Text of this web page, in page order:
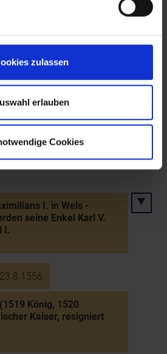
zulassen
erlauben
Cookies
Kongress"
Wappens und eines
zu Dorothea (6.2.)
I. in Wels -
seine Enkel Karl V.
I.
König, 1520
Kaiser, resigniert